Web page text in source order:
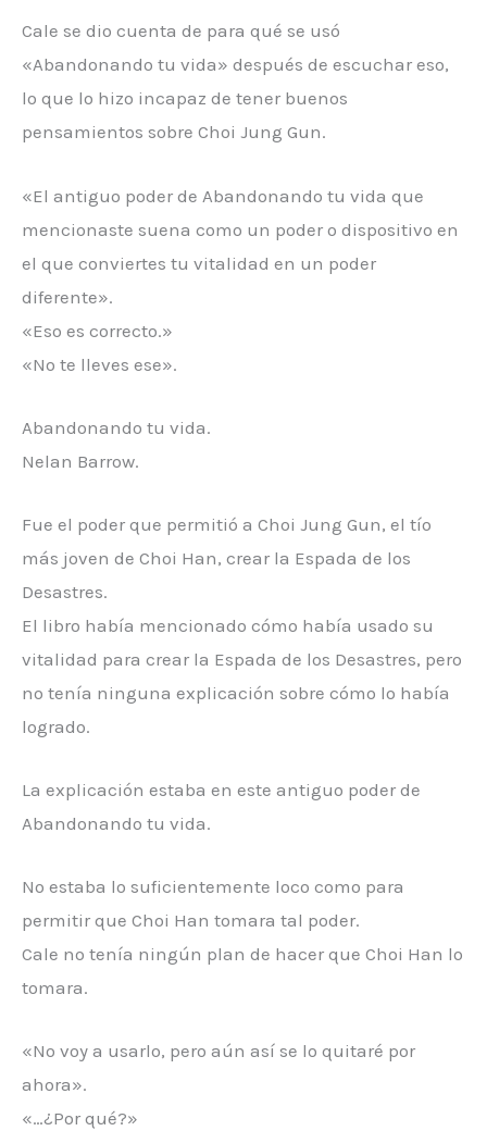
Cale se dio cuenta de para qué se usó
«Abandonando tu vida» después de escuchar eso,
lo que lo hizo incapaz de tener buenos
pensamientos sobre Choi Jung Gun.
«El antiguo poder de Abandonando tu vida que
mencionaste suena como un poder o dispositivo en
el que conviertes tu vitalidad en un poder
diferente».
«Eso es correcto.»
«No te lleves ese».
Abandonando tu vida.
Nelan Barrow.
Fue el poder que permitió a Choi Jung Gun, el tío
más joven de Choi Han, crear la Espada de los
Desastres.
El libro había mencionado cómo había usado su
vitalidad para crear la Espada de los Desastres, pero
no tenía ninguna explicación sobre cómo lo había
logrado.
La explicación estaba en este antiguo poder de
Abandonando tu vida.
No estaba lo suficientemente loco como para
permitir que Choi Han tomara tal poder.
Cale no tenía ningún plan de hacer que Choi Han lo
tomara.
«No voy a usarlo, pero aún así se lo quitaré por
ahora».
«…¿Por qué?»